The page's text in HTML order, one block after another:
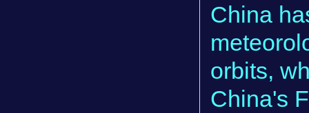
China
orbits,
China's